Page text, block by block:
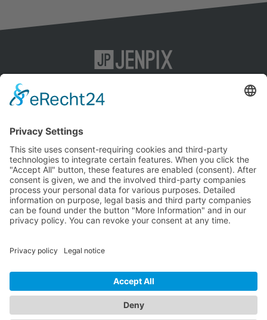
KI-SEO
SEO
Social-Media-Marketing
Agentur
Kontakt
Jenpix GmbH
07743 Jena
E-Mail: info@jenpix.de